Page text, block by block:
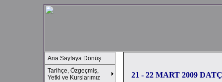
Ana Sayfaya Dönüş
Tarihçe, Özgeçmiş,
Yetki ve Kurslarımız
21 - 22 MART 2009